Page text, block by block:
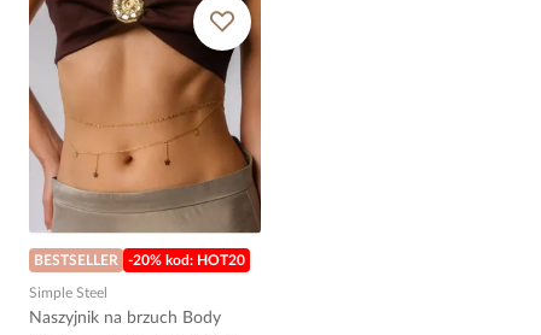
BESTSELLER -20% kod: HOT20
Simple Steel
Naszyjnik na brzuch Body